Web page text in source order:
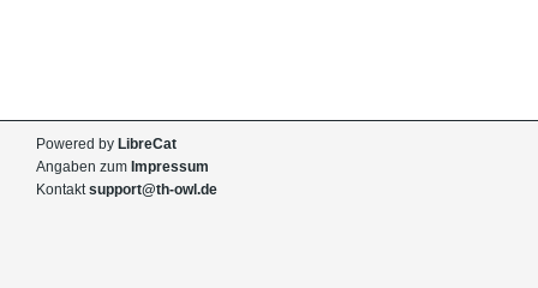
Powered by LibreCat
Angaben zum Impressum
Kontaktsupport@th-owl.de